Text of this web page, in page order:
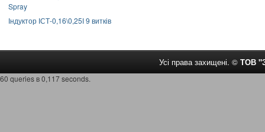
Spray
Індуктор ІСТ-0,16\0,25І 9 витків
Усі права захищені. © ТОВ
60 queries в 0,117 seconds.